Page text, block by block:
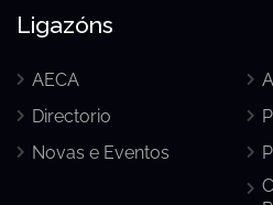
Ligazóns
AECA
Directorio
Novas e Eventos